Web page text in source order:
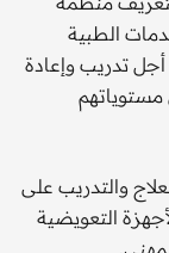
الطبية
أجل تدريب وإعادة
والتدريب على
التعويضية